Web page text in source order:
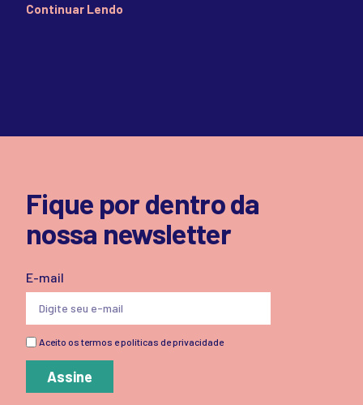
Continuar Lendo
Fique por dentro da
nossa newsletter
E-mail
Aceito os termos e políticas de privacidade
Assine